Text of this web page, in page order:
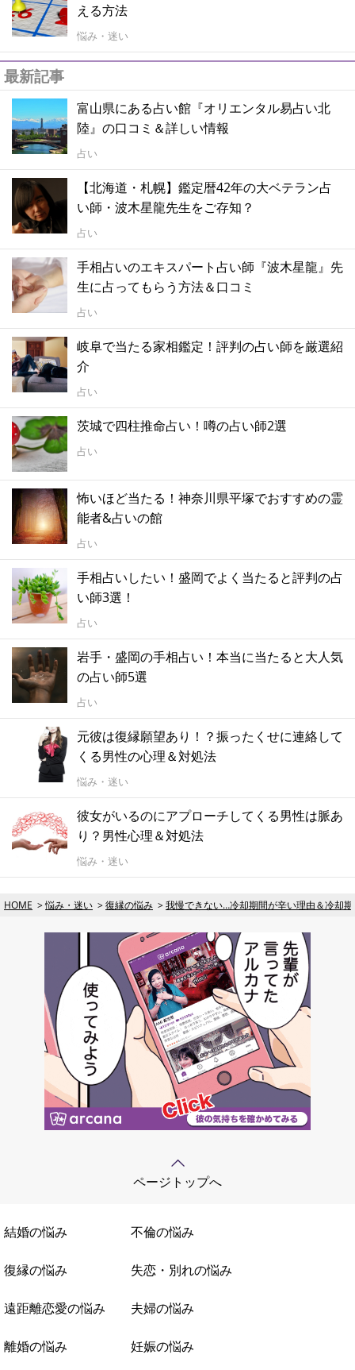
える方法
悩み・迷い
最新記事
富山県にある占い館『オリエンタル易占い北
陸』の口コミ＆詳しい情報
占い
【北海道・札幌】鑑定暦42年の大ベテラン占
い師・波木星龍先生をご存知？
占い
手相占いのエキスパート占い師『波木星龍』先
生に占ってもらう方法＆口コミ
占い
岐阜で当たる家相鑑定！評判の占い師を厳選紹
介
占い
茨城で四柱推命占い！噂の占い師2選
占い
怖いほど当たる！神奈川県平塚でおすすめの霊
能者&占いの館
占い
手相占いしたい！盛岡でよく当たると評判の占
い師3選！
占い
岩手・盛岡の手相占い！本当に当たると大人気
の占い師5選
占い
元彼は復縁願望あり！？振ったくせに連絡して
くる男性の心理＆対処法
悩み・迷い
彼女がいるのにアプローチしてくる男性は脈あ
り？男性心理＆対処法
悩み・迷い
HOME 悩み・迷い 復縁の悩み 我慢できない…冷却期間が辛い理由＆冷却
ページトップへ
結婚の悩み 不倫の悩み
復縁の悩み 失恋・別れの悩み
遠距離恋愛の悩み 夫婦の悩み
離婚の悩み 妊娠の悩み